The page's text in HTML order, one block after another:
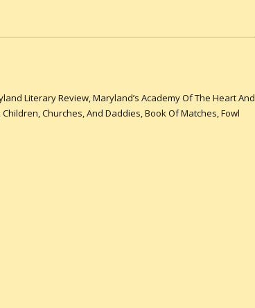
Literary Review, Maryland’s Academy Of The Heart And
Churches, And Daddies, Book Of Matches, Fowl